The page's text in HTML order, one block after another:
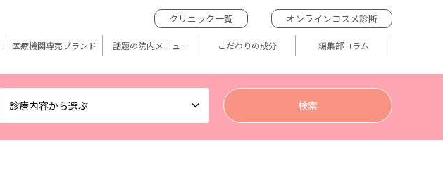
診療内容から選ぶ
クリニック一覧 オンラインコスメ診断
医療機関専売ブランド 話題の院内メニュー こだわりの成分 編集部コラム